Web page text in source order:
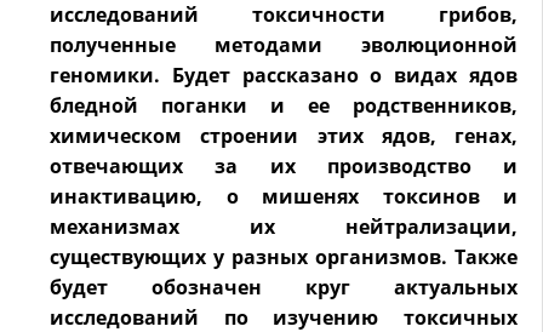
исследований токсичности грибов,
полученные методами эволюционной
геномики. Будет рассказано о видах ядов
бледной поганки и ее родственников,
химическом строении этих ядов, генах,
отвечающих за их производство и
инактивацию, о мишенях токсинов и
механизмах их нейтрализации,
существующих у разных организмов. Также
будет обозначен круг актуальных
исследований по изучению токсичных